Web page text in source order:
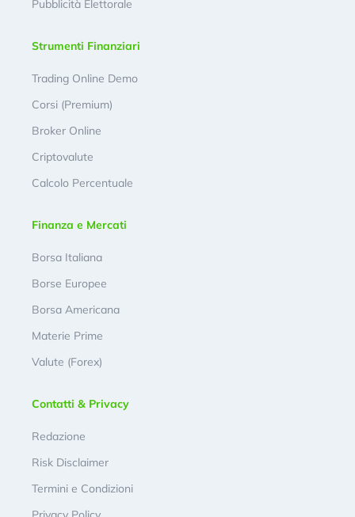
Pubblicità Elettorale
Strumenti Finanziari
Trading Online Demo
Corsi (Premium)
Broker Online
Criptovalute
Calcolo Percentuale
Finanza e Mercati
Borsa Italiana
Borse Europee
Borsa Americana
Materie Prime
Valute (Forex)
Contatti & Privacy
Redazione
Risk Disclaimer
Termini e Condizioni